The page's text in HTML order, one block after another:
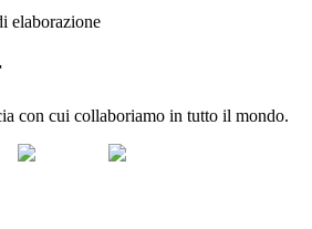
elaborazione
con cui collaboriamo in tutto il mondo.